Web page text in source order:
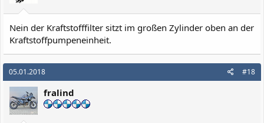
Nein der Kraftstofffilter sitzt im großen Zylinder oben an der
Kraftstoffpumpeneinheit.
05.01.2018 #18
fralind